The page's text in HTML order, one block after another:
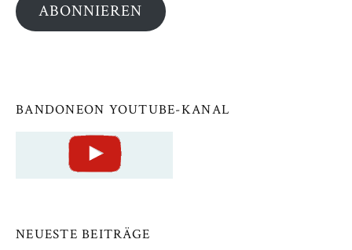
ABONNIEREN
BANDONEON YOUTUBE-KANAL
NEUESTE BEITRÄGE